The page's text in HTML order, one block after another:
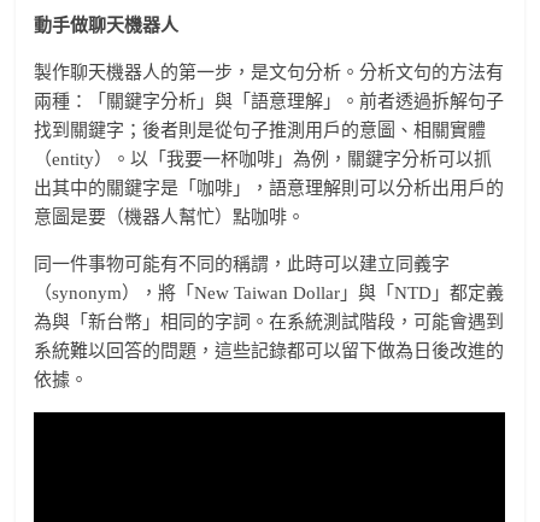
動手做聊天機器人
製作聊天機器人的第一步，是文句分析。分析文句的方法有
兩種：「關鍵字分析」與「語意理解」。前者透過拆解句子
找到關鍵字；後者則是從句子推測用戶的意圖、相關實體
（entity）。以「我要一杯咖啡」為例，關鍵字分析可以抓
出其中的關鍵字是「咖啡」，語意理解則可以分析出用戶的
意圖是要（機器人幫忙）點咖啡。
同一件事物可能有不同的稱謂，此時可以建立同義字
（synonym），將「New Taiwan Dollar」與「NTD」都定義
為與「新台幣」相同的字詞。在系統測試階段，可能會遇到
系統難以回答的問題，這些記錄都可以留下做為日後改進的
依據。